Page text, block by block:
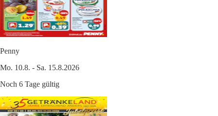
Penny
Mo. 10.8. - Sa. 15.8.2026
Noch 6 Tage gültig